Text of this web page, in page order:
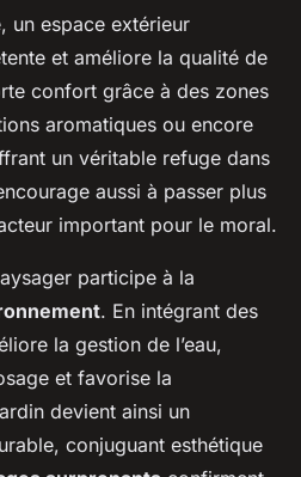
un espace extérieur
et améliore la qualité de
confort grâce à des zones
aromatiques ou encore
un véritable refuge dans
aussi à passer plus
important pour le moral.
participe à la
. En intégrant des
la gestion de l’eau,
et favorise la
devient ainsi un
conjuguant esthétique